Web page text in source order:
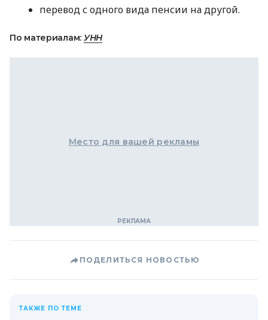
перевод с одного вида пенсии на другой.
По материалам: УНН
Место для вашей рекламы
ПОДЕЛИТЬСЯ НОВОСТЬЮ
ТАКЖЕ ПО ТЕМЕ